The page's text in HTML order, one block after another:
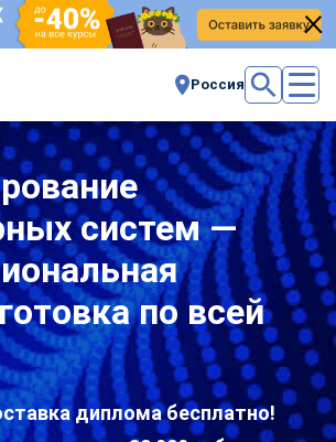
Россия
систем —
по всей
диплома бесплатно!